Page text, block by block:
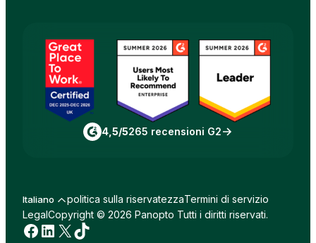
4,5/5265 recensioni G2
Italiano politica sulla riservatezzaTermini di servizio
LegalCopyright © 2026 Panopto Tutti i diritti riservati.
Facebook
LinkedIn
X TikTok